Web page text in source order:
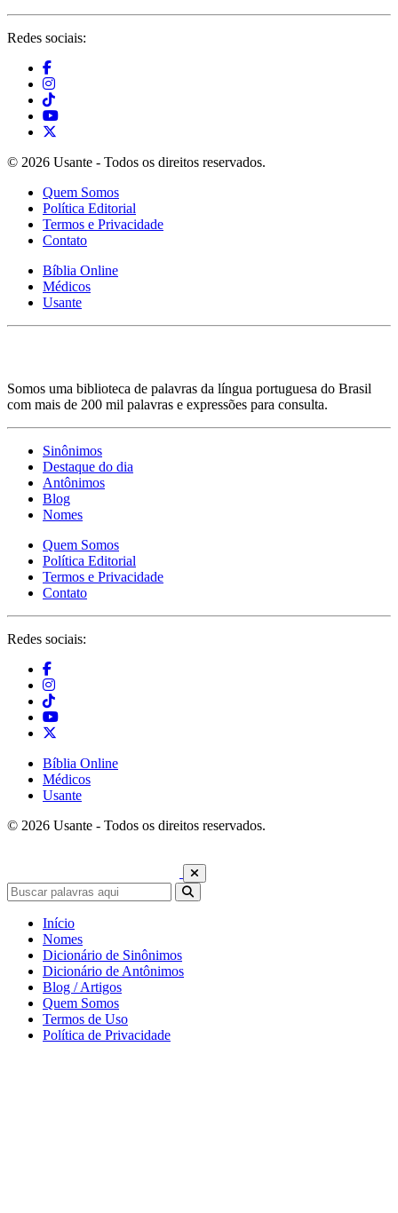
Redes sociais:
© 2026 Usante - Todos os direitos reservados.
Quem Somos
Política Editorial
Termos e Privacidade
Contato
Bíblia Online
Médicos
Usante
Somos uma biblioteca de palavras da língua portuguesa do Brasil
com mais de 200 mil palavras e expressões para consulta.
Sinônimos
Destaque do dia
Antônimos
Blog
Nomes
Quem Somos
Política Editorial
Termos e Privacidade
Contato
Redes sociais:
Bíblia Online
Médicos
Usante
© 2026 Usante - Todos os direitos reservados.
Início
Nomes
Dicionário de Sinônimos
Dicionário de Antônimos
Blog / Artigos
Quem Somos
Termos de Uso
Política de Privacidade